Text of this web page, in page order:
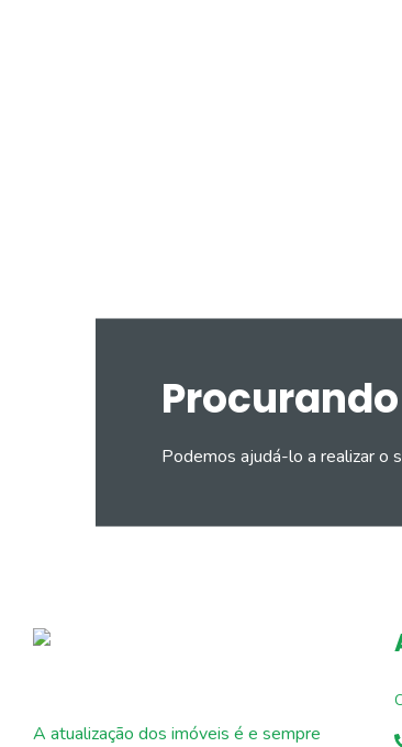
Podemos ajudá-lo a realizar o
A atualização dos imóveis é e sempre